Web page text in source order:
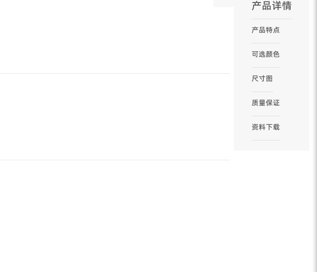
产品详情
产品特点
可选颜色
尺寸图
质量保证
资料下载